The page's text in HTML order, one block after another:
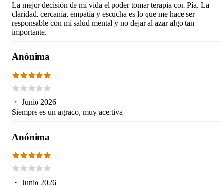
La mejor decisión de mi vida el poder tomar terapia con Pía. La
claridad, cercanía, empatía y escucha es lo que me hace ser
responsable con mi salud mental y no dejar al azar algo tan
importante.
Anónima
・ Junio 2026
Siempre es un agrado, muy acertiva
Anónima
・ Junio 2026